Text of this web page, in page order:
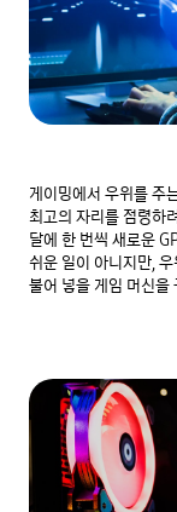
게이밍에서 우위를 주
최고의 자리를 점령하
달에 한 번씩 새로운
쉬운 일이 아니지만,
불어 넣을 게임 머신을